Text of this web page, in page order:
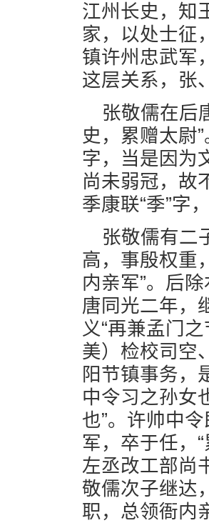
江州长史，知
家，以处士征
镇许州忠武军
这层关系，张
张敬儒在后
史，累赠太尉
字，当是因为
尚未弱冠，故
季康联“季”字
张敬儒有二
高，事殷权重
内亲军”。后
唐同光二年，
义“再兼孟门
美）检校司空
阳节镇事务，
中令习之孙女
也”。许帅中
军，卒于任，
左丞改工部尚
敬儒次子继达
职，总领衙内